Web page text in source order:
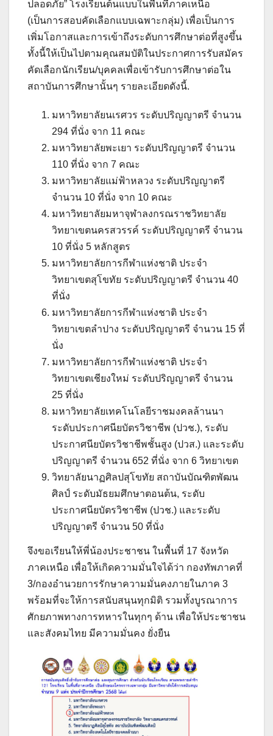
ปลอดภัย” โรงเรียนต้นแบบในพื้นที่ภาคเหนือ
(เป็นการสอบคัดเลือกแบบเฉพาะกลุ่ม) เพื่อเป็นการ
เพิ่มโอกาสและการเข้าถึงระดับการศึกษาต่อที่สูงขึ้น
ทั้งนี้ให้เป็นไปตามคุณสมบัติในประกาศการรับสมัคร
คัดเลือกนักเรียน/บุคคลเพื่อเข้ารับการศึกษาต่อใน
สถาบันการศึกษานั้นๆ รายละเอียดดังนี้.
มหาวิทยาลัยนเรศวร ระดับปริญญาตรี จำนวน
294 ที่นั่ง จาก 11 คณะ
มหาวิทยาลัยพะเยา ระดับปริญญาตรี จำนวน
110 ที่นั่ง จาก 7 คณะ
มหาวิทยาลัยแม่ฟ้าหลวง ระดับปริญญาตรี
จำนวน 10 ที่นั่ง จาก 10 คณะ
มหาวิทยาลัยมหาจุฬาลงกรณราชวิทยาลัย
วิทยาเขตนครสวรรค์ ระดับปริญญาตรี จำนวน
10 ที่นั่ง 5 หลักสูตร
มหาวิทยาลัยการกีฬาแห่งชาติ ประจำ
วิทยาเขตสุโขทัย ระดับปริญญาตรี จำนวน 40
ที่นั่ง
มหาวิทยาลัยการกีฬาแห่งชาติ ประจำ
วิทยาเขตลำปาง ระดับปริญญาตรี จำนวน 15 ที่
นั่ง
มหาวิทยาลัยการกีฬาแห่งชาติ ประจำ
วิทยาเขตเชียงใหม่ ระดับปริญญาตรี จำนวน
25 ที่นั่ง
มหาวิทยาลัยเทคโนโลยีราชมงคลล้านนา
ระดับประกาศนียบัตรวิชาชีพ (ปวช.), ระดับ
ประกาศนียบัตรวิชาชีพชั้นสูง (ปวส.) และระดับ
ปริญญาตรี จำนวน 652 ที่นั่ง จาก 6 วิทยาเขต
วิทยาลัยนาฏศิลปสุโขทัย สถาบันบัณฑิตพัฒน
ศิลป์ ระดับมัธยมศึกษาตอนต้น, ระดับ
ประกาศนียบัตรวิชาชีพ (ปวช.) และระดับ
ปริญญาตรี จำนวน 50 ที่นั่ง
จึงขอเรียนให้พี่น้องประชาชน ในพื้นที่ 17 จังหวัด
ภาคเหนือ เพื่อให้เกิดความมั่นใจได้ว่า กองทัพภาคที่
3/กองอำนวยการรักษาความมั่นคงภายในภาค 3
พร้อมที่จะให้การสนับสนุนทุกมิติ รวมทั้งบูรณาการ
ศักยภาพทางการทหารในทุกๆ ด้าน เพื่อให้ประชาชน
และสังคมไทย มีความมั่นคง ยั่งยืน